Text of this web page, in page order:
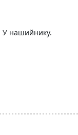
У нашийнику.